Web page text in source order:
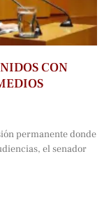
CON
permanente donde
el senador